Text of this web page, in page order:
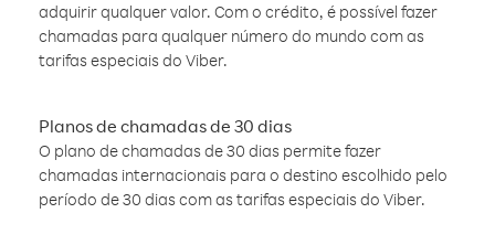
adquirir qualquer valor. Com o crédito, é possível fazer
chamadas para qualquer número do mundo com as
tarifas especiais do Viber.
Planos de chamadas de 30 dias
O plano de chamadas de 30 dias permite fazer
chamadas internacionais para o destino escolhido pelo
período de 30 dias com as tarifas especiais do Viber.